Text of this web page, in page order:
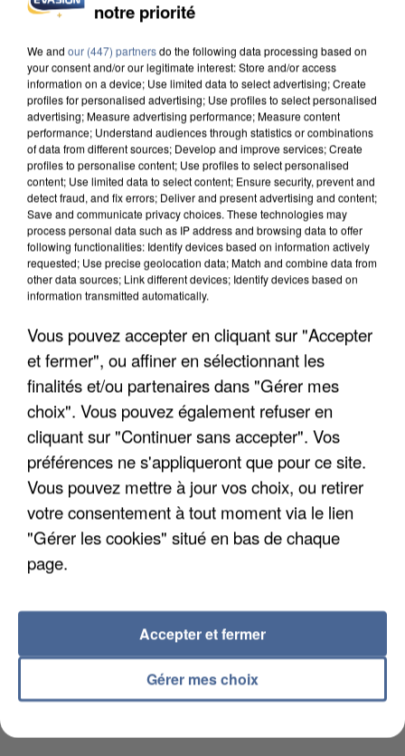
L’UN DES FONDATEURS SUPPOSÉS DE LA DZ
UN SECOND CADRE DE LA DZ MAFIA
INTERPELLÉ EN ALGÉRIE
UNE TOURISTE DE L’OISE EMPORTÉE PAR UNE
notre priorité
We and our (447) partnersdo the following data processing based on
your consent and/or our legitimate interest: Store and/or access
information on a device; Use limited data to select advertising; Create
profiles for personalised advertising; Use profiles to select personalised
advertising; Measure advertising performance; Measure content
performance; Understand audiences through statistics or combinations
of data from different sources; Develop and improve services; Create
profiles to personalise content; Use profiles to select personalised
content; Use limited data to select content; Ensure security, prevent and
detect fraud, and fix errors; Deliver and present advertising and content;
Save and communicate privacy choices. These technologies may
process personal data such as IP address and browsing data to offer
following functionalities: Identify devices based on information actively
requested; Use precise geolocation data; Match and combine data from
other data sources; Link different devices; Identify devices based on
information transmitted automatically.
Vous pouvez accepter en cliquant sur "Accepter
et fermer", ou affiner en sélectionnant les
finalités et/ou partenaires dans "Gérer mes
choix". Vous pouvez également refuser en
cliquant sur "Continuer sans accepter". Vos
préférences ne s'appliqueront que pour ce site.
Vous pouvez mettre à jour vos choix, ou retirer
votre consentement à tout moment via le lien
"Gérer les cookies" situé en bas de chaque
page.
Gérer mes choix
Accepter et fermer